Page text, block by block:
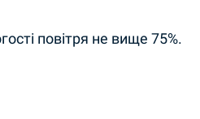
повітря не вище 75%.